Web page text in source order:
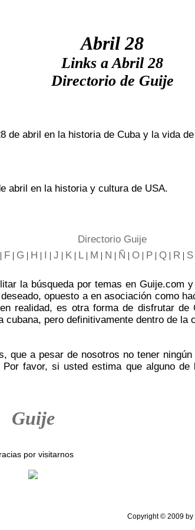
Abril 28
Links a Abril 28
Directorio de Guije
de abril en la historia de Cuba y la vida
abril en la historia y cultura de USA.
Directorio Guije
| F | G | H | I | J | K | L | M | N | Ñ | O | P | Q | R | S
la búsqueda por temas en Guije.com
opuesto a en asociación como
realidad, es otra forma de disfrutar
pero definitivamente dentro de la
que a pesar de nosotros no tener
favor, si usted estima que alguno
Guije
por visitarnos
Copyright © 2009 by